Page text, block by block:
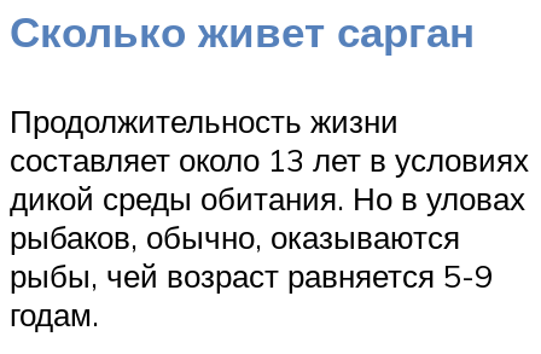
Сколько живет сарган
Продолжительность жизни
составляет около 13 лет в условиях
дикой среды обитания. Но в уловах
рыбаков, обычно, оказываются
рыбы, чей возраст равняется 5-9
годам.